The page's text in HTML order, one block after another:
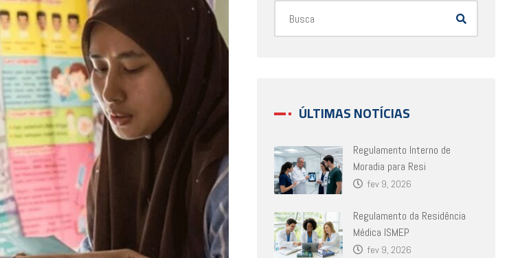
ÚLTIMAS NOTÍCIAS
Regulamento Interno de
Moradia para Resi
fev 9, 2026
Regulamento da Residência
Médica ISMEP
fev 9, 2026